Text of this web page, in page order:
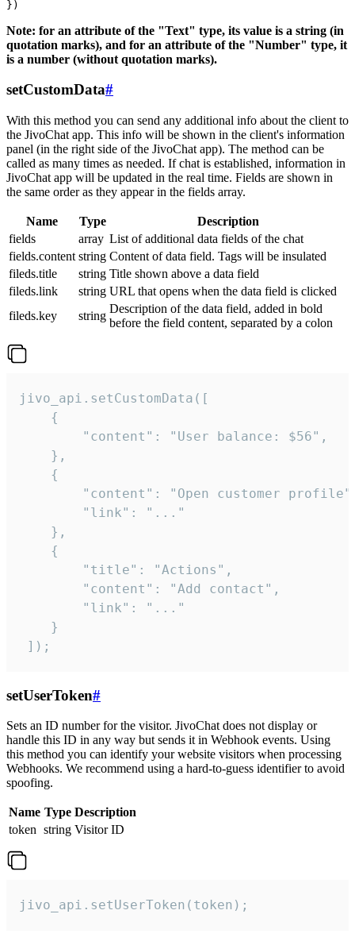
Note: for an attribute of the "Text" type, its value is a string (in
quotation marks), and for an attribute of the "Number" type, it
is a number (without quotation marks).
setCustomData#
With this method you can send any additional info about the client to
the JivoChat app. This info will be shown in the client's information
panel (in the right side of the JivoChat app). The method can be
called as many times as needed. If chat is established, information in
JivoChat app will be updated in the real time. Fields are shown in
the same order as they appear in the fields array.
Name Type
Description
fields
array List of additional data fields of the chat
fields.content string Content of data field. Tags will be insulated
fileds.title
string Title shown above a data field
fileds.link
string URL that opens when the data field is clicked
fileds.key
string
Description of the data field, added in bold
before the field content, separated by a colon
jivo_api.setCustomData([
    {
        "content": "User balance: $56",
    },
    {
"content": "Open customer
        "link": "..."
    },
    {
        "title": "Actions",
        "content": "Add contact",
        "link": "..."
    }
]);
setUserToken#
Sets an ID number for the visitor. JivoChat does not display or
handle this ID in any way but sends it in Webhook events. Using
this method you can identify your website visitors when processing
Webhooks. We recommend using a hard-to-guess identifier to avoid
spoofing.
Name Type Description
token string Visitor ID
jivo_api.setUserToken(token);